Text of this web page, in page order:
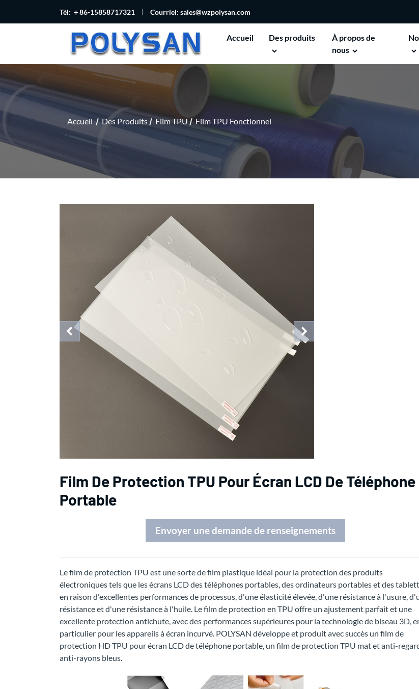
Tél: ＋86-15858717321 Courriel: sales@wzpolysan.com
Accueil Des produits
À propos de
nous
Accueil Des Produits Film TPU Film TPU Fonctionnel
Film De Protection TPU Pour Écran LCD De Téléphone
Portable
Envoyer une demande de renseignements
Le film de protection TPU est une sorte de film plastique idéal pour la protection des produits
électroniques tels que les écrans LCD des téléphones portables, des ordinateurs portables et des
en raison d'excellentes performances de processus, d'une élasticité élevée, d'une résistance à l'usure,
résistance et d'une résistance à l'huile. Le film de protection en TPU offre un ajustement parfait et une
excellente protection antichute, avec des performances supérieures pour la technologie de biseau 3D,
particulier pour les appareils à écran incurvé. POLYSAN développe et produit avec succès un film de
protection HD TPU pour écran LCD de téléphone portable, un film de protection TPU mat et anti-
anti-rayons bleus.